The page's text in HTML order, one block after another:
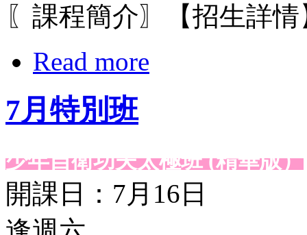
〖課程簡介〗【招生詳情
Read more
7月特別班
少年自衛功夫太極班 (精華版）
開課日：7月16日